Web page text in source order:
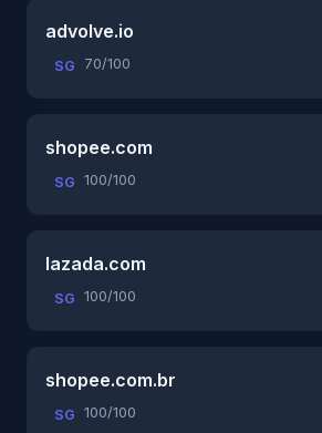
advolve.io
SG 70/100
shopee.com
SG 100/100
lazada.com
SG 100/100
shopee.com.br
SG 100/100